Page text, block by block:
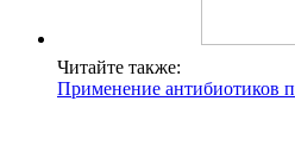
Читайте также:
Применение антибиотиков